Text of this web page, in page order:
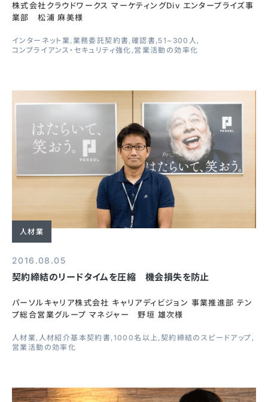
株式会社クラウドワークス マーケティングDiv エンタープライズ事
業部 松浦 麻美様
インターネット業 業務委託契約書 確認書 51~300人
コンプライアンス・セキュリティ強化 営業活動の効率化
人材業
2016.08.05
契約締結のリードタイムを圧縮 機会損失を防止
パーソルキャリア株式会社 キャリアディビジョン 事業推進部 テン
プ総合営業グループ マネジャー 野垣 雄次様
人材業 人材紹介基本契約書 1000名以上 契約締結のスピードアップ
営業活動の効率化